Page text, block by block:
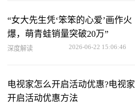
“女大先生凭‘笨笨的心爱’画作火
爆，萌青蛙销量突破20万”
深度解读 2026-06-22 15:06:46
电视家怎么开启活动优惠?电视家
开启活动优惠方法